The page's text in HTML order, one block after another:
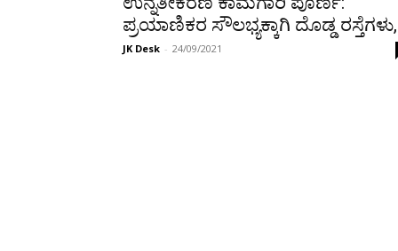
ಪ್ರಯಾಣಿಕರ ಸೌಲಭ್ಯಕ್ಕಾಗಿ ದೊಡ್ಡ
JK Desk - 24/09/2021